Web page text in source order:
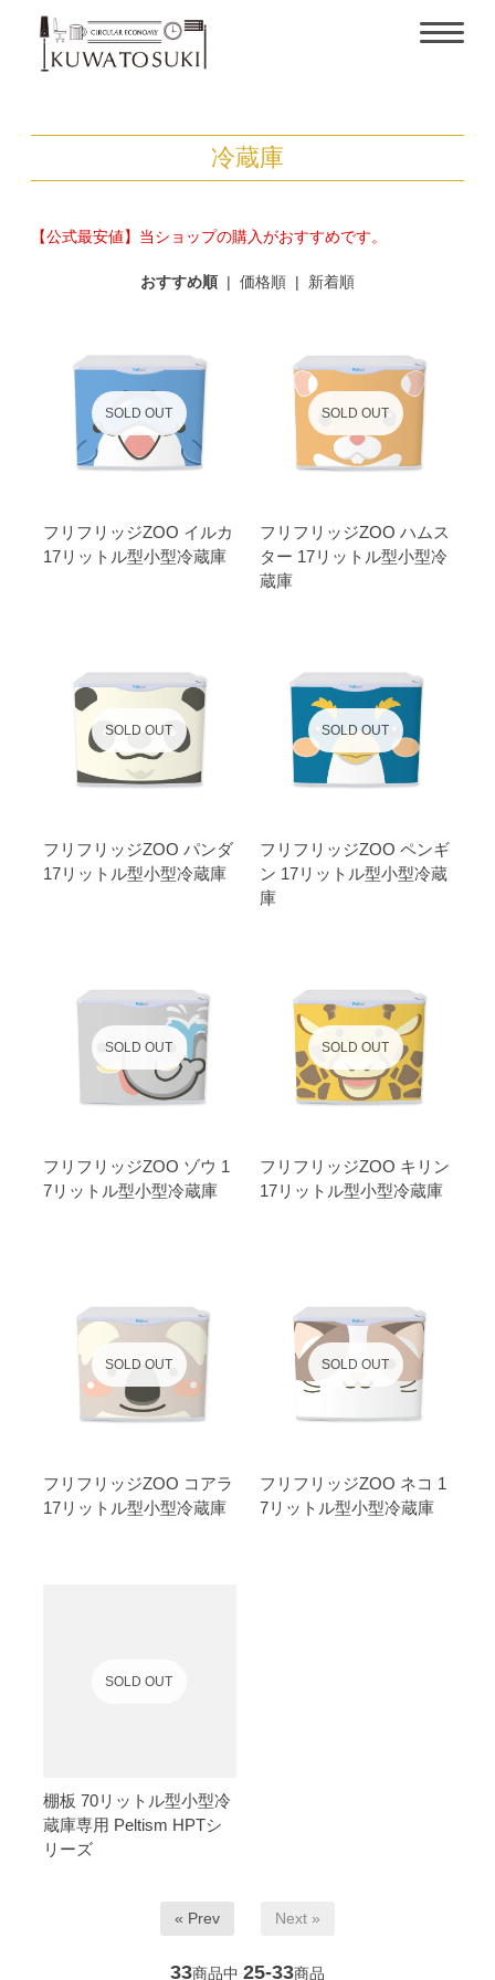
冷蔵庫
【公式最安値】当ショップの購入がおすすめです。
おすすめ順 | 価格順 | 新着順
SOLD OUT
フリフリッジZOO イルカ
17リットル型小型冷蔵庫
SOLD OUT
フリフリッジZOO ハムス
ター 17リットル型小型冷
蔵庫
SOLD OUT
フリフリッジZOO パンダ
17リットル型小型冷蔵庫
SOLD OUT
フリフリッジZOO ペンギ
ン 17リットル型小型冷蔵
庫
SOLD OUT
フリフリッジZOO ゾウ 1
7リットル型小型冷蔵庫
SOLD OUT
フリフリッジZOO キリン
17リットル型小型冷蔵庫
SOLD OUT
フリフリッジZOO コアラ
17リットル型小型冷蔵庫
SOLD OUT
フリフリッジZOO ネコ 1
7リットル型小型冷蔵庫
SOLD OUT
棚板 70リットル型小型冷
蔵庫専用 Peltism HPTシ
リーズ
« Prev Next »
33商品中 25-33商品